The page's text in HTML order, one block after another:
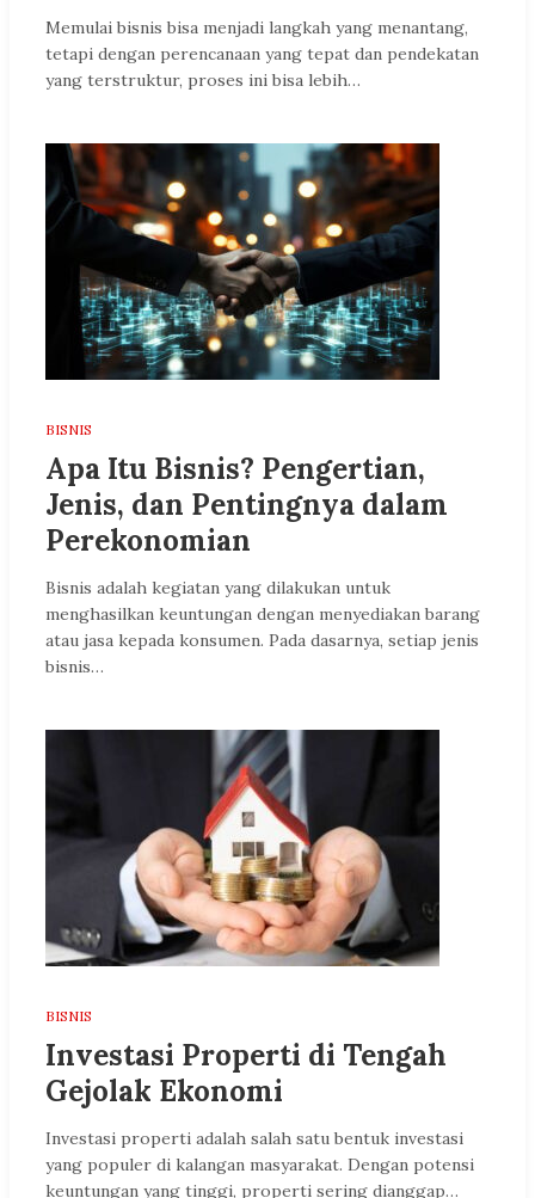
Memulai bisnis bisa menjadi langkah yang menantang,
tetapi dengan perencanaan yang tepat dan pendekatan
yang terstruktur, proses ini bisa lebih…
BISNIS
Apa Itu Bisnis? Pengertian,
Jenis, dan Pentingnya dalam
Perekonomian
Bisnis adalah kegiatan yang dilakukan untuk
menghasilkan keuntungan dengan menyediakan barang
atau jasa kepada konsumen. Pada dasarnya, setiap jenis
bisnis…
BISNIS
Investasi Properti di Tengah
Gejolak Ekonomi
Investasi properti adalah salah satu bentuk investasi
yang populer di kalangan masyarakat. Dengan potensi
keuntungan yang tinggi, properti sering dianggap…